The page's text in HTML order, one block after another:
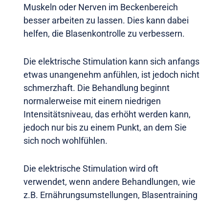
Muskeln oder Nerven im Beckenbereich
besser arbeiten zu lassen. Dies kann dabei
helfen, die Blasenkontrolle zu verbessern.
Die elektrische Stimulation kann sich anfangs
etwas unangenehm anfühlen, ist jedoch nicht
schmerzhaft. Die Behandlung beginnt
normalerweise mit einem niedrigen
Intensitätsniveau, das erhöht werden kann,
jedoch nur bis zu einem Punkt, an dem Sie
sich noch wohlfühlen.
Die elektrische Stimulation wird oft
verwendet, wenn andere Behandlungen, wie
z.B. Ernährungsumstellungen, Blasentraining